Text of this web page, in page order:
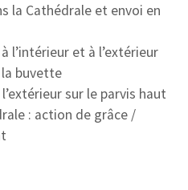
la Cathédrale et envoi en
l’intérieur et à l’extérieur
buvette
sur le parvis haut
: action de grâce /